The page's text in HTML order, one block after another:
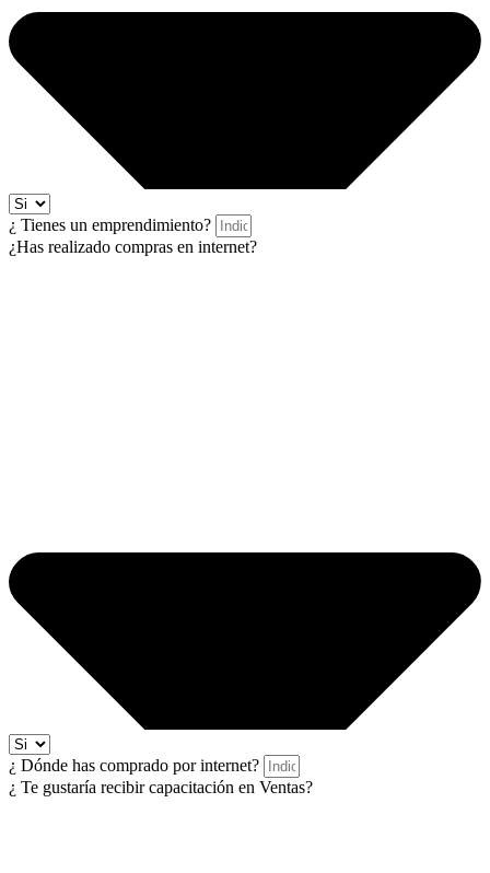
¿ Tienes un emprendimiento?
¿Has realizado compras en internet?
¿ Dónde has comprado por internet?
¿ Te gustaría recibir capacitación en Ventas?